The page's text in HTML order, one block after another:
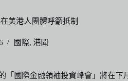
美港人團體呼籲抵制
國際, 港聞
「國際金融領袖投資峰會」將在